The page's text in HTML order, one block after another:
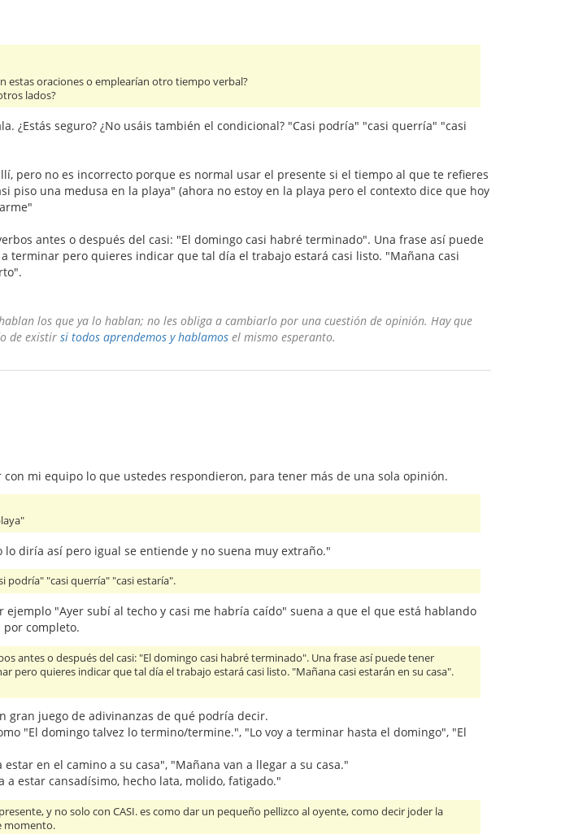
estas oraciones o emplearían otro tiempo verbal?
lados?
¿Estás seguro? ¿No usáis también el condicional? "Casi podría" "casi querría" "casi
pero no es incorrecto porque es normal usar el presente si el tiempo al que te refieres
piso una medusa en la playa" (ahora no estoy en la playa pero el contexto dice que hoy
antes o después del casi: "El domingo casi habré terminado". Una frase así puede
terminar pero quieres indicar que tal día el trabajo estará casi listo. "Mañana casi
los que ya lo hablan; no les obliga a cambiarlo por una cuestión de opinión. Hay que
de existir si todos aprendemos y hablamos el mismo esperanto.
mi equipo lo que ustedes respondieron, para tener más de una sola opinión.
lo diría así pero igual se entiende y no suena muy extraño."
podría" "casi querría" "casi estaría".
ejemplo "Ayer subí al techo y casi me habría caído" suena a que el que está hablando
completo.
antes o después del casi: "El domingo casi habré terminado". Una frase así puede tener
pero quieres indicar que tal día el trabajo estará casi listo. "Mañana casi estarán en su casa".
gran juego de adivinanzas de qué podría decir.
"El domingo talvez lo termino/termine.", "Lo voy a terminar hasta el domingo", "El
en el camino a su casa", "Mañana van a llegar a su casa."
a estar cansadísimo, hecho lata, molido, fatigado."
y no solo con CASI. es como dar un pequeño pellizco al oyente, como decir joder la
momento.